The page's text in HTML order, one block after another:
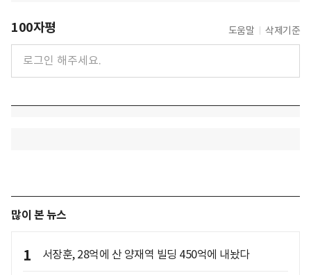
100자평 도움말 삭제기준
많이 본 뉴스
1 서장훈, 28억에 산 양재역 빌딩 450억에 내놨다